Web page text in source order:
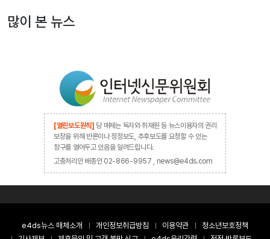
많이 본 뉴스
[열린보도원칙] 당 매체는 독자와 취재원 등 뉴스이용자의 권리
보장을 위해 반론이나 정정보도, 추후보도를 요청할 수 있는
창구를 열어두고 있음을 알려드립니다.
고충처리인 배종인 02-866-9957 , news@e4ds.com
e4ds뉴스 매체소개 개인정보취급방침 이용약관
청소년보호정책